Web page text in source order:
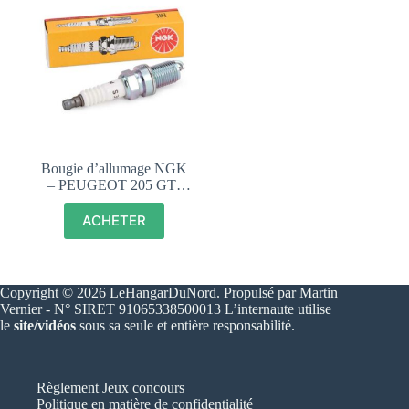
Bougie d’allumage NGK
– PEUGEOT 205 GTI
CTI – BCP6ES
ACHETER
Copyright © 2026 LeHangarDuNord. Propulsé par Martin
Vernier - N° SIRET 91065338500013 L’internaute utilise
le site/vidéos sous sa seule et entière responsabilité.
Règlement Jeux concours
Politique en matière de confidentialité